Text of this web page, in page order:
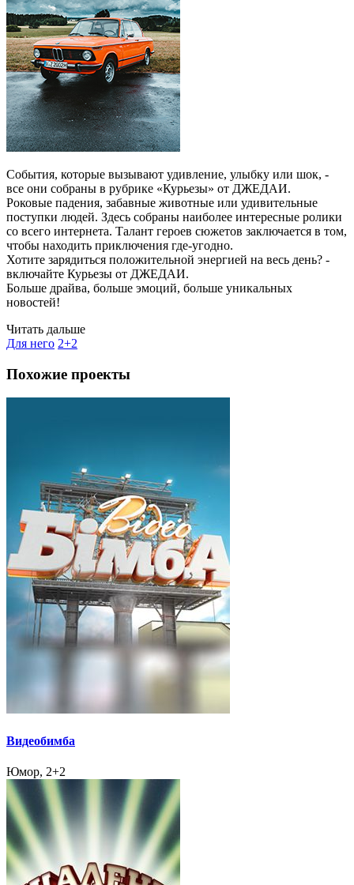
События, которые вызывают удивление, улыбку или шок, -
все они собраны в рубрике «Курьезы» от ДЖЕДАИ.
Роковые падения, забавные животные или удивительные
поступки людей. Здесь собраны наиболее интересные ролики
со всего интернета. Талант героев сюжетов заключается в том,
чтобы находить приключения где-угодно.
Хотите зарядиться положительной энергией на весь день? -
включайте Курьезы от ДЖЕДАИ.
Больше драйва, больше эмоций, больше уникальных
новостей!
Читать дальше
Для него 2+2
Похожие проекты
Видеобимба
Юмор, 2+2